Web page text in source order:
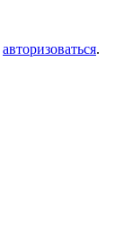
авторизоваться.